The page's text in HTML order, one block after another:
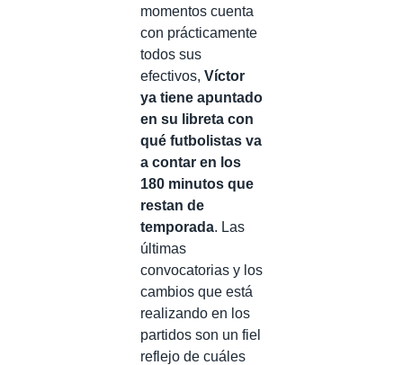
momentos cuenta
con prácticamente
todos sus
efectivos, Víctor
ya tiene apuntado
en su libreta con
qué futbolistas va
a contar en los
180 minutos que
restan de
temporada. Las
últimas
convocatorias y los
cambios que está
realizando en los
partidos son un fiel
reflejo de cuáles